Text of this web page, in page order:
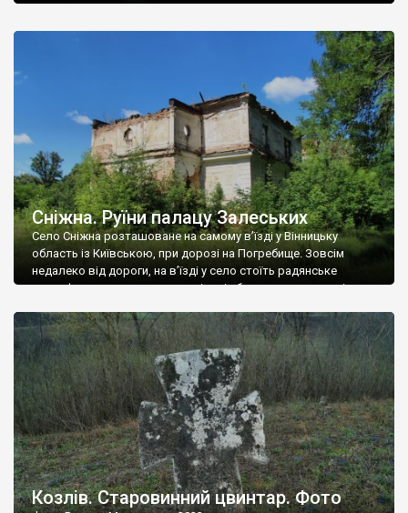
Наддністрянське відрізняється від більшості навколишніх
сіл. У селі є мурована Михайлівська церква. Точної дати […]
Сніжна. Руїни палацу Залеських
Село Сніжна розташоване на самому в’їзді у Вінницьку
область із Київською, при дорозі на Погребище. Зовсім
недалеко від дороги, на в’їзді у село стоїть радянське
рельєфне пано, яке показує жінку і яблуню, а трохи далі, десь
не видно, але видно дві стареньких колії у траві – […]
Козлів. Старовинний цвинтар. Фото